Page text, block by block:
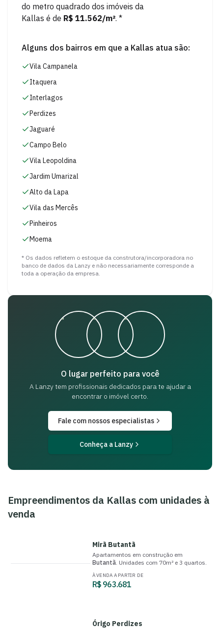
do metro quadrado dos imóveis da
Kallas é de R$ 11.562/m². *
Alguns dos bairros em que a Kallas atua são:
Vila Campanela
Itaquera
Interlagos
Perdizes
Jaguaré
Campo Belo
Vila Leopoldina
Jardim Umarizal
Alto da Lapa
Vila das Mercês
Pinheiros
Moema
* Os dados refletem o estoque da construtora/incorporadora no
banco de dados da Lanzy e não necessariamente corresponde a
toda a operação da empresa.
O lugar perfeito para você
A Lanzy tem profissionais dedicados para te ajudar a
encontrar o imóvel certo.
Fale com nossos especialistas
Conheça a Lanzy
Empreendimentos da Kallas com unidades à
venda
Mirã Butantã
Apartamentos em construçãoem
Butantã. Unidades com 70m²e 3 quartos
À VENDA A PARTIR DE
R$ 963.681
Órigo Perdizes